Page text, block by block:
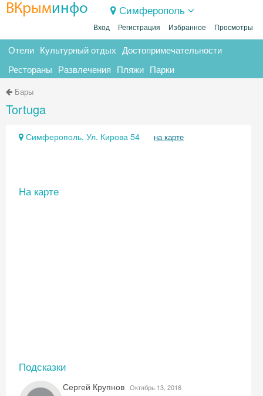
ВКрыминфо Симферополь
Вход Регистрация Избранное Просмотры
Отели Культурный отдых Достопримечательности
Рестораны Развлечения Пляжи Парки
Бары
Tortuga
Симферополь, Ул. Кирова 54 на карте
На карте
Подсказки
Сергей Крупнов Октябрь 13, 2016